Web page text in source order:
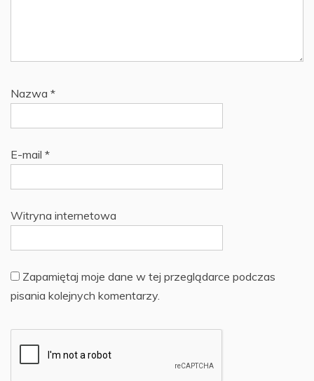
Nazwa *
E-mail *
Witryna internetowa
Zapamiętaj moje dane w tej przeglądarce podczas
pisania kolejnych komentarzy.